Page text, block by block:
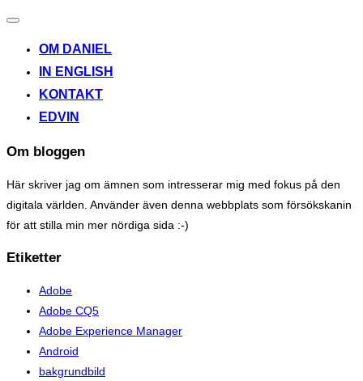
Toggle
OM DANIEL
IN ENGLISH
KONTAKT
EDVIN
Om bloggen
Här skriver jag om ämnen som intresserar mig med fokus på den
digitala världen. Använder även denna webbplats som försökskanin
för att stilla min mer nördiga sida :-)
Etiketter
Adobe
Adobe CQ5
Adobe Experience Manager
Android
bakgrundbild